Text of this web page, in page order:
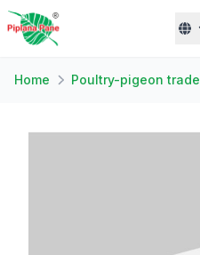
Home Poultry-pigeon trade